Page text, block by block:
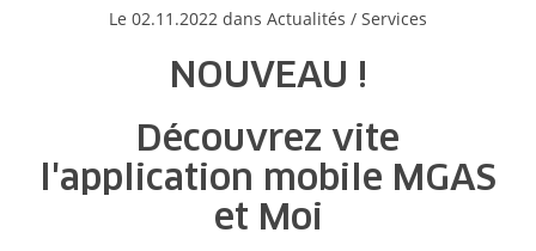
Le 02.11.2022 dans Actualités / Services
NOUVEAU !
Découvrez vite
l'application mobile MGAS
et Moi